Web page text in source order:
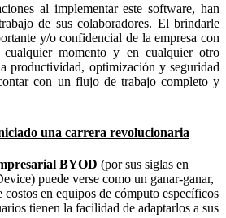
al implementar este software, han
de sus colaboradores. El brindarle
y/o confidencial de la empresa con
momento y en cualquier otro
productividad, optimización y seguridad
con un flujo de trabajo completo y
una carrera revolucionaria
BYOD (por sus siglas en
puede verse como un ganar-ganar,
en equipos de cómputo específicos
tienen la facilidad de adaptarlos a sus